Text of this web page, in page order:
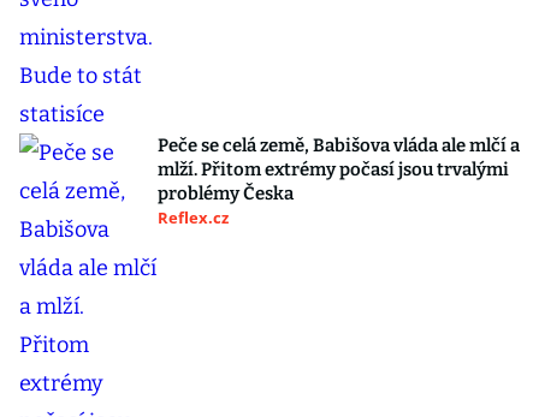
Peče se celá země, Babišova vláda ale mlčí a
mlží. Přitom extrémy počasí jsou trvalými
problémy Česka
Reflex.cz